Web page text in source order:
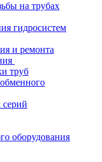
на трубах
гидросистем
и ремонта
труб
оборудования